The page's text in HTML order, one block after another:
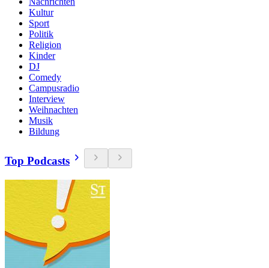
Kultur
Sport
Politik
Religion
Kinder
DJ
Comedy
Campusradio
Interview
Weihnachten
Musik
Bildung
Top Podcasts